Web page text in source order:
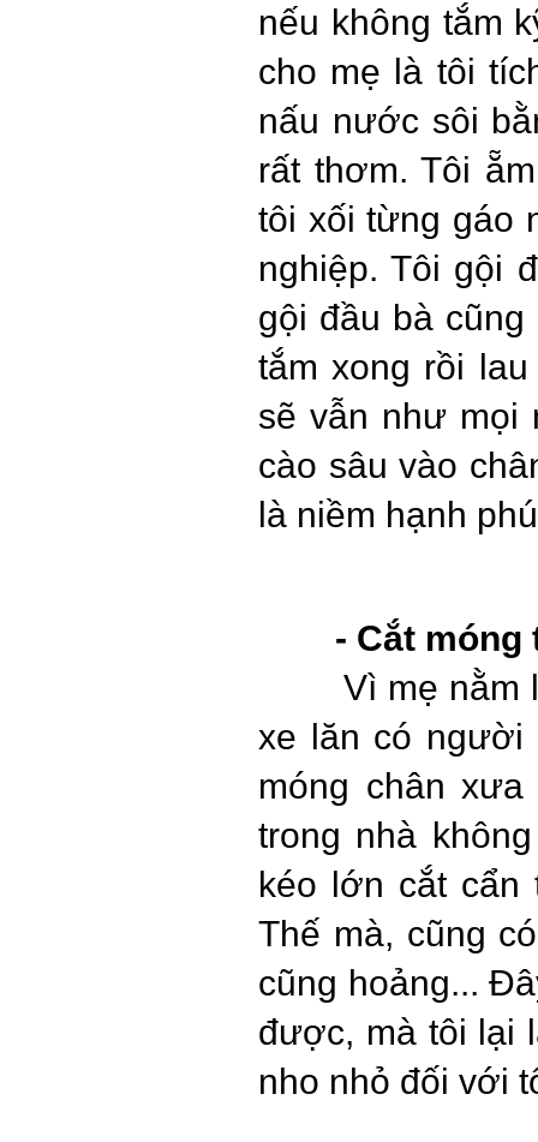
nếu không tắm
cho mẹ là tôi
nấu nước sôi
rất thơm. Tôi
tôi xối từng gáo
nghiệp. Tôi gội
gội đầu bà
tắm xong rồi
sẽ vẫn như mọi
cào sâu vào
là niềm hạnh
- Cắt móng
Vì mẹ nằm
xe lăn có người
móng chân
trong nhà
kéo lớn cắt cẩn
Thế mà, cũng
cũng hoảng...
được, mà tôi lại
nho nhỏ đối với